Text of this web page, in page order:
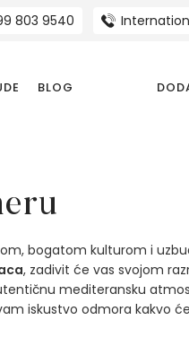
803 9540
BLOG
bogatom kulturom i
, zadivit će vas svojom
mediteransku
iskustvo odmora kakvo